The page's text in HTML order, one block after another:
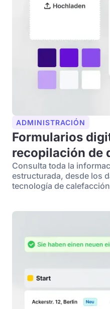
ADMINISTRACIÓN
Formularios
recopilación de
Consulta toda la
estructurada, desde los
tecnología de